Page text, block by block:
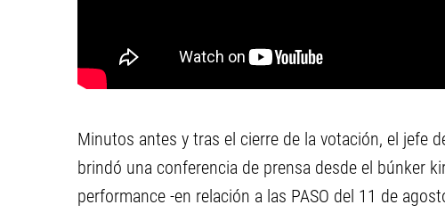
Minutos antes y tras el cierre de la votación, el jefe
brindó una conferencia de prensa desde el búnker
performance -en relación a las PASO del 11 de